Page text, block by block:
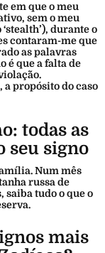
em que o meu
sem o meu
durante o
contaram-me que
as palavras
é que a falta de
a propósito do caso
todas as
seu signo
Num mês
russa de
saiba tudo o que o
mais